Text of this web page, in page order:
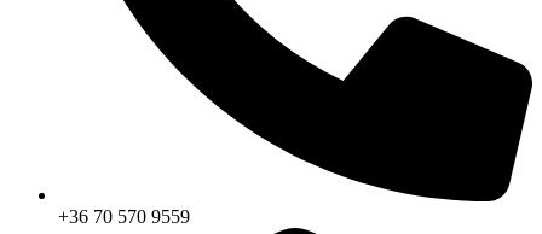
+36 70 570 9559